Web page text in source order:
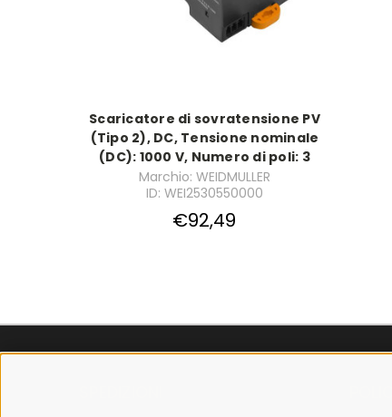
Scaricatore di sovratensione PV
(Tipo 2), DC, Tensione nominale
(DC): 1000 V, Numero di poli: 3
Marchio: WEIDMULLER
ID: WEI2530550000
€92,49